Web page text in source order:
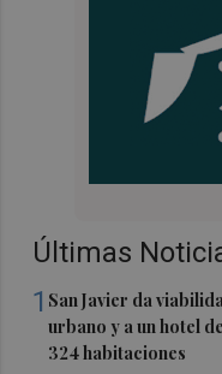
Últimas
1 San Javier da
urbano y a un hotel
324 habitaciones